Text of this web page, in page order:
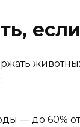
— до 60%